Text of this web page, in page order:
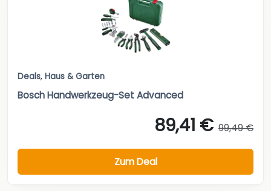
Deals, Haus & Garten
Bosch Handwerkzeug-Set Advanced
89,41 € 99,49 €
Zum Deal